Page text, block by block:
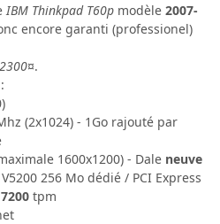
IBM Thinkpad T60p modèle 2007-
encore garanti (professionel)
2300¤.
(2x1024) - 1Go rajouté par
1600x1200) - Dale neuve
256 Mo dédié / PCI Express
7200 tpm